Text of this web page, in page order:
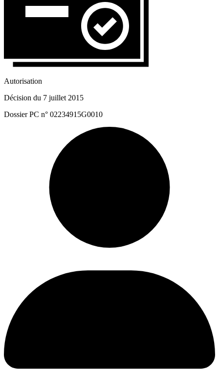
Autorisation
Décision du 7 juillet 2015
Dossier PC n° 02234915G0010